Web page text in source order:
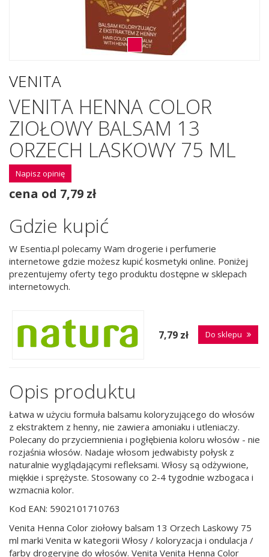
VENITA
VENITA HENNA COLOR
ZIOŁOWY BALSAM 13
ORZECH LASKOWY 75 ML
Napisz opinię
cena od 7,79 zł
Gdzie kupić
W Esentia.pl polecamy Wam drogerie i perfumerie
internetowe gdzie możesz kupić kosmetyki online. Poniżej
prezentujemy oferty tego produktu dostępne w sklepach
internetowych.
7,79 zł Do sklepu
Opis produktu
Łatwa w użyciu formuła balsamu koloryzującego do włosów
z ekstraktem z henny, nie zawiera amoniaku i utleniaczy.
Polecany do przyciemnienia i pogłębienia koloru włosów - nie
rozjaśnia włosów. Nadaje włosom jedwabisty połysk z
naturalnie wyglądającymi refleksami. Włosy są odżywione,
miękkie i sprężyste. Stosowany co 2-4 tygodnie wzbogaca i
wzmacnia kolor.
Kod EAN: 5902101710763
Venita Henna Color ziołowy balsam 13 Orzech Laskowy 75
ml marki Venita w kategorii Włosy / koloryzacja i ondulacja /
farby drogeryjne do włosów. Venita Venita Henna Color